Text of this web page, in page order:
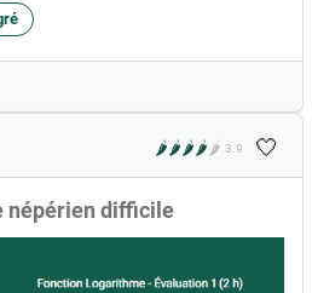
🌶️🌶️🌶️🌶️ 🌶️ 3.9 🤍
népérien difficile